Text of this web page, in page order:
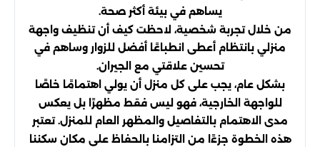
يساهم في بيئة أكثر صحة.
من خلال تجربة شخصية، لاحظت كيف أن تنظيف واجهة
منزلي بانتظام أعطى انطباعًا أفضل للزوار وساهم في
تحسين علاقتي مع الجيران.
بشكل عام، يجب على كل منزل أن يولي اهتمامًا خاصًا
للواجهة الخارجية، فهو ليس فقط مظهرًا بل يعكس
مدى الاهتمام بالتفاصيل والمظهر العام للمنزل. تعتبر
هذه الخطوة جزءًا من التزامنا بالحفاظ على مكان سكننا